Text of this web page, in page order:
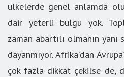
ülkelerde genel anlamda
dair yeterli bulgu yok.
zaman abartılı olmanın
dayanmıyor. Afrika’dan
çok fazla dikkat çekilse de,